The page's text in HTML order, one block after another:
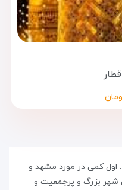
کمی در مورد مشهد و
شهر بزرگ و پرجمعیت و